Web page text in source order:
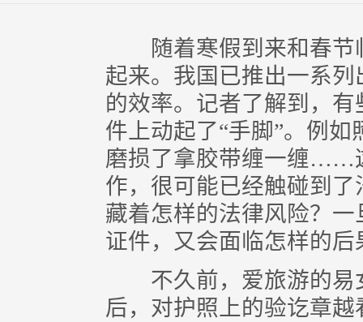
随着寒假到来和春节
起来。我国已推出一系
的效率。记者了解到，
件上动起了“手脚”。例
磨损了拿胶带缠一缠……
作，很可能已经触碰到
藏着怎样的法律风险？
证件，又会面临怎样的后
不久前，爱旅游的易
后，对护照上的验讫章